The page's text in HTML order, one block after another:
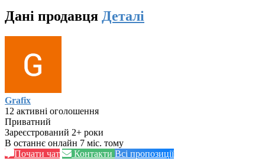
Дані продавця Деталі
Grafix
12 активні оголошення
Приватний
Зареєстрований 2+ роки
В останнє онлайн 7 міс. тому
Почати чат
Контакти Всі пропозиції